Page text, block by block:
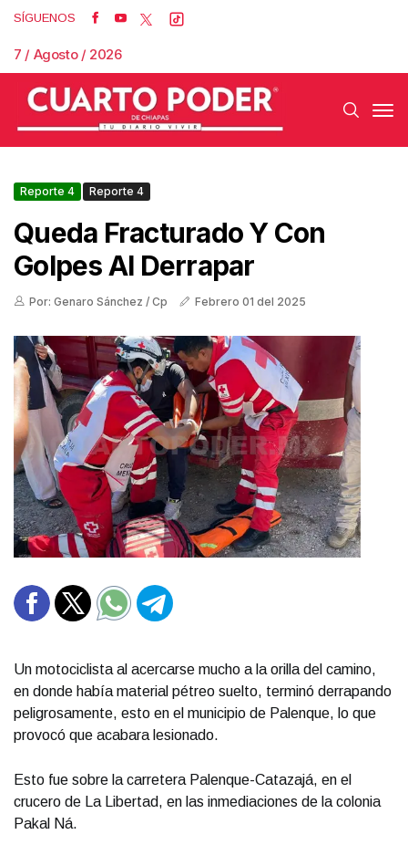
SÍGUENOS
7 / Agosto / 2026
Reporte 4 Reporte 4
Queda Fracturado Y Con
Golpes Al Derrapar
Por: Genaro Sánchez / Cp Febrero 01 del 2025
Un motociclista al acercarse mucho a la orilla del camino,
en donde había material pétreo suelto, terminó derrapando
peligrosamente, esto en el municipio de Palenque, lo que
provocó que acabara lesionado.
Esto fue sobre la carretera Palenque-Catazajá, en el
crucero de La Libertad, en las inmediaciones de la colonia
Pakal Ná.